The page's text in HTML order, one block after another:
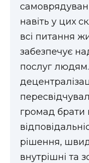
навіть у цих
всі питання
забезпечує
послуг
громад брати
рішення,
внутрішні та